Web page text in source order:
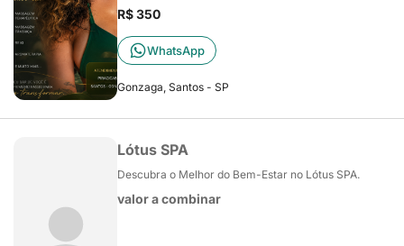
R$ 350
WhatsApp
Gonzaga, Santos - SP
Lótus SPA
Descubra o Melhor do Bem-Estar no Lótus SPA.
valor a combinar